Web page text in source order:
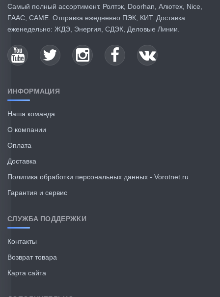
Самый полный ассортимент. Ролтэк, Doorhan, Алютех, Nice,
FAAC, CAME. Отправка ежедневно ПЭК, КИТ. Доставка
еженедельно: ЖДЭ, Энергия, СДЭК, Деловые Линии.
ИНФОРМАЦИЯ
Наша команда
О компании
Оплата
Доставка
Политика обработки персональных данных - Vorotnet.ru
Гарантия и сервис
СЛУЖБА ПОДДЕРЖКИ
Контакты
Возврат товара
Карта сайта